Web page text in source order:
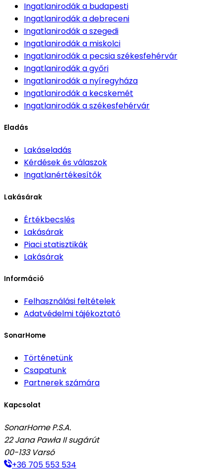
Ingatlanirodáka budapesti
Ingatlanirodáka debreceni
Ingatlanirodáka szegedi
Ingatlanirodáka miskolci
Ingatlanirodáka pecsia székesfehérvár
Ingatlanirodáka győri
Ingatlanirodáka nyíregyháza
Ingatlanirodáka kecskemét
Ingatlanirodáka székesfehérvár
Eladás
Lakáseladás
Kérdések és válaszok
Ingatlanértékesítők
Lakásárak
Értékbecslés
Lakásárak
Piaci statisztikák
Lakásárak
Információ
Felhasználási feltételek
Adatvédelmi tájékoztató
SonarHome
Történetünk
Csapatunk
Partnerek számára
Kapcsolat
SonarHome P.S.A.
22 Jana Pawła II sugárút
00-133 Varsó
+36 705 553 534